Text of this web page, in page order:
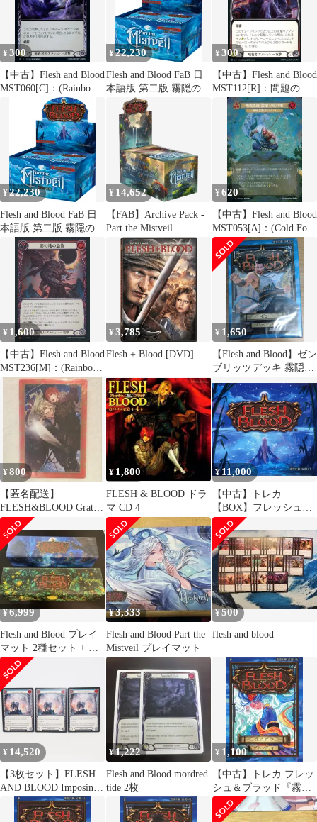
¥300
【中古】Flesh and Blood
MST060[C]：(Rainbow
Foil)狩りの調和
(1)/Harmony of the Hunt
¥22,230
Flesh and Blood FaB 日
本語版 第二版 霧隠の秘
境 Part the Mistveil ブー
スターBOX
¥300
【中古】Flesh and Blood
MST112[R]：問題の拡
大 (1)/Double Trouble
¥22,230
Flesh and Blood FaB 日
本語版 第二版 霧隠の秘
境 Part the Mistveil ブー
スターBOX
¥ 14,652
【FAB】Archive Pack -
Part the Mistveil
BOX(24Pack)[JP]
¥620
【中古】Flesh and Blood
MST053[Δ]：(Cold Foil)
聖なる技：翡翠の虎の
地 // 内なる気/Sacred
Art： Jade Tiger Domain
// Inner Chi
¥ 1,600
【中古】Flesh and Blood
MST236[M]：(Rainbow
Foil)影の地の恐
怖/Shadowrealm Horror
¥3,785
Flesh + Blood [DVD]
¥ 1,650
【Flesh and Blood】ゼン
ブリッツデッキ 霧隠の
秘境 日本語版 ZEN part
the mistveil BLITZ
DECK フレッシュアン
ドブラッド FaB
¥800
【匿名配送】
FLESH&BLOOD Gratte
クリアカード
¥ 1,800
FLESH & BLOOD ドラ
マ CD 4
¥11,000
【中古】トレカ
【BOX】フレッシュ＆
ブラッド『霧隠の秘境
(Part the Mistveil)』Part
the Mistveil JP Boosters
¥6,999
Flesh and Blood プレイ
マット 2種セット + ス
トレージBOX
¥3,333
Flesh and Blood Part the
Mistveil プレイマット
¥500
flesh and blood
¥ 14,520
【3枚セット】FLESH
AND BLOOD Imposing
Visage M EVR022 トレ
カ ∴WU5253
¥1,222
Flesh and Blood mordred
tide 2枚
¥ 1,100
【中古】トレカ フレッ
シュ＆ブラッド『霧隠
の秘境(Part the
Mistveil)』Part the